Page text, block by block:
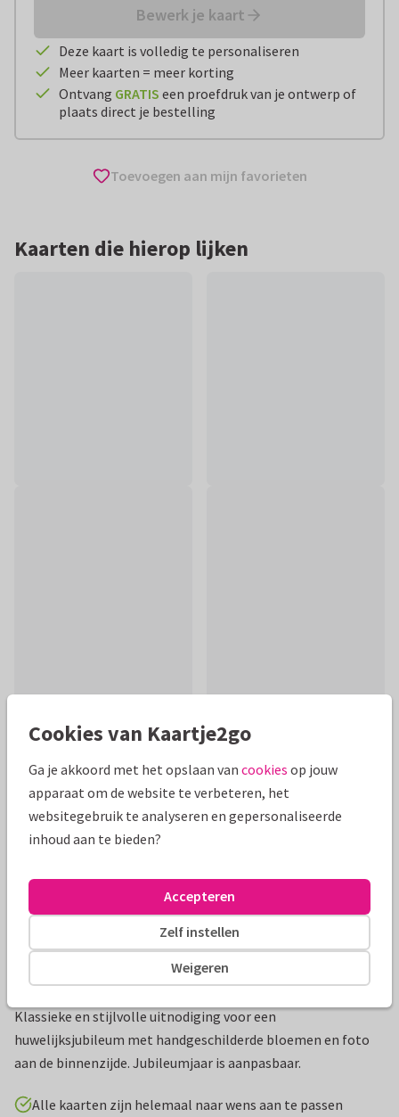
Bewerk je kaart
Deze kaart is volledig te personaliseren
Meer kaarten = meer korting
Ontvang GRATIS een proefdruk van je ontwerp of
plaats direct je bestelling
Toevoegen aan mijn favorieten
Kaarten die hierop lijken
Mooie extra's bij je kaart
Productinformatie
Klassieke en stijlvolle uitnodiging voor een
huwelijksjubileum met handgeschilderde bloemen en foto
aan de binnenzijde. Jubileumjaar is aanpasbaar.
Alle kaarten zijn helemaal naar wens aan te passen
Cookies van Kaartje2go
Ga je akkoord met het opslaan van cookies op jouw
apparaat om de website te verbeteren, het
websitegebruik te analyseren en gepersonaliseerde
inhoud aan te bieden?
Weigeren
Zelf instellen
Accepteren